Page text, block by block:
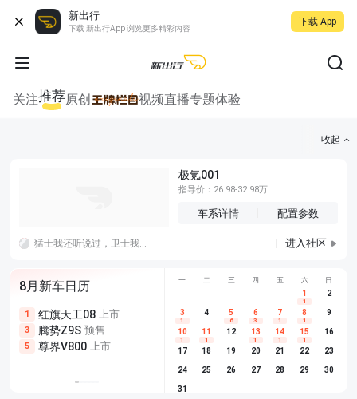
新出行
下载 新出行App 浏览更多精彩内容
下载 App
关注推荐原创 视频直播专题体验
收起
极氪001
指导价：26.98-32.98万
车系详情 配置参数
猛士我还听说过，卫士我是没听说过，我知道卫仕是卖宠物用品的，这个卫士像卖卫生棉的。至于明星，这年头除了米粉谁会为代言人买单啊呵呵 进入社区
8月新车日历
1 红旗天工08 上市
3 腾势Z9S 预售
5 尊界V800 上市
尊界V680 上市
享界G9 预售
别克至境L7 预售
埃安
长城H10
深蓝S05
一 二 三 四 五 六 日
1
1
2
3
1
4 5
6
6
3
7
1
8
1
9
10
1
11
1
12 13
1
14
1
15
1
16
17 18 19 20 21 22 23
24 25 26 27 28 29 30
31